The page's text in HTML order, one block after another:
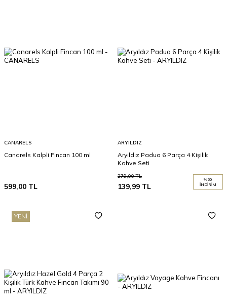
CANARELS
Canarels Kalpli Fincan 100 ml
599,00 TL
ARYILDIZ
Aryıldız Padua 6 Parça 4 Kişilik
Kahve Seti
279,00TL
139,99 TL
%50
İNDIRIM
YENI